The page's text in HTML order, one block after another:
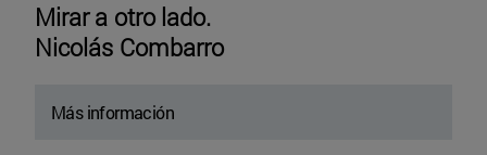
Mirar a otro lado.
Nicolás Combarro
Más información